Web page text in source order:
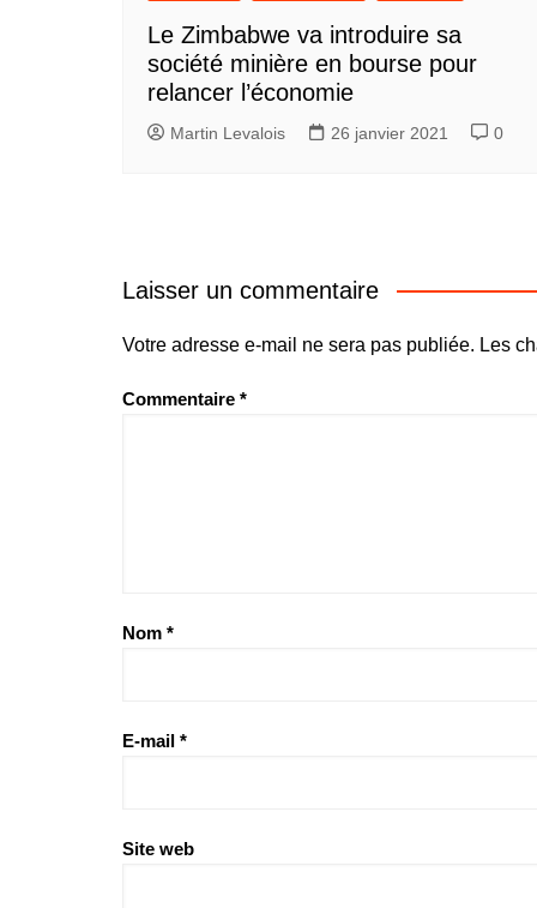
Le Zimbabwe va introduire sa
société minière en bourse pour
relancer l’économie
Martin Levalois 26 janvier 2021 0
Laisser un commentaire
Votre adresse e-mail ne sera pas publiée. Les
Commentaire *
Nom *
E-mail *
Site web